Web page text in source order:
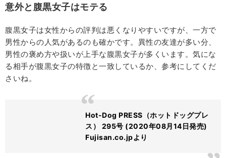
意外と腹黒女子はモテる
腹黒女子は女性からの評判は悪くなりやすいですが、一方で
男性からの人気があるのも確かです。異性の友達が多い分、
男性の褒め方や扱いが上手な腹黒女子が多くいます。気にな
る相手が腹黒女子の特徴と一致しているか、参考にしてくだ
さいね。
Hot-Dog PRESS（ホットドッグプレ
ス） 295号 (2020年08月14日発売)
Fujisan.co.jpより